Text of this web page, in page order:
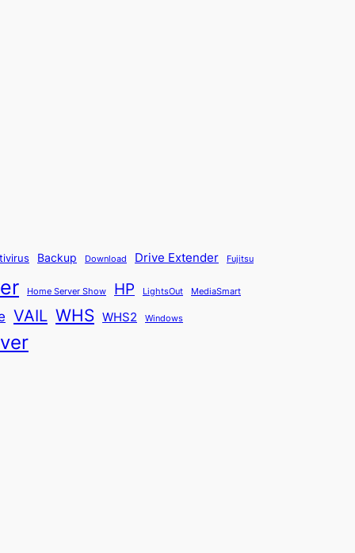
Backup Download Drive Extender Fujitsu
Home Server Show HP LightsOut MediaSmart
VAIL WHS WHS2 Windows